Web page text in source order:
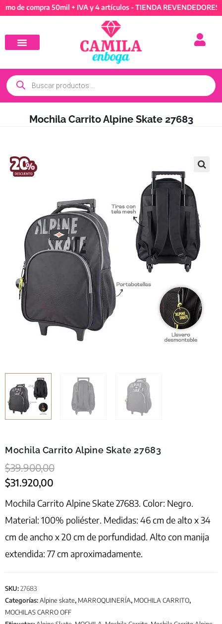
de compra 50mil + IVA y 4 artículos - TIENDA
Mochila Carrito Alpine Skate 27683
Mochila Carrito Alpine Skate 27683
$39.900,00
$31.920,00
Mochila Carrito Alpine Skate 27683. Color: Negro.
Material: 100% poliéster. Medidas: 46 cm de alto x 34
cm de ancho x 20 cm de porfundidad. Alto con manija
extendida: 77 cm aproximadamente.
SKU:27683
Categorías:Alpine skate, MARROQUINERÍA, MOCHILA CARRITO,
MOCHILAS CARRO OFF